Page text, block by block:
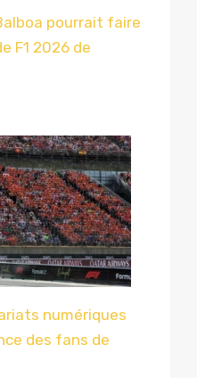
pourrait faire
F1 2026 de
numériques
des fans de